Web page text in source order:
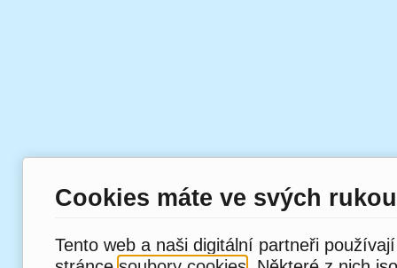
Cookies máte ve svých rukou
Tento web a naši digitální partneři